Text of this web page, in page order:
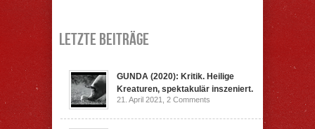
Letzte Beiträge
GUNDA (2020): Kritik. Heilige
Kreaturen, spektakulär inszeniert.
21. April 2021, 2 Comments